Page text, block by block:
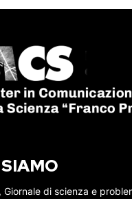
Giornale di scienza e